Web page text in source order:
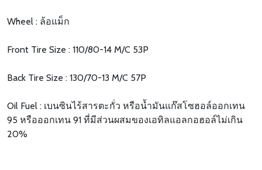
Wheel : ล้อแม็ก
Front Tire Size : 110/80-14 M/C 53P
Back Tire Size : 130/70-13 M/C 57P
Oil Fuel : เบนซินไร้สารตะกั่ว หรือน้ำมันแก๊สโซฮอล์ออกเทน
95 หรือออกเทน 91 ที่มีส่วนผสมของเอทิลแอลกอฮอล์ไม่เกิน
20%